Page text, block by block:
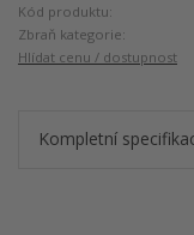
Kód produktu:
Zbraň kategorie:
Hlídat cenu / dostupnost
Kompletní